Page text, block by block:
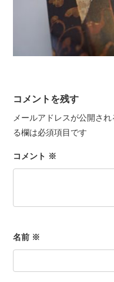
コメントを残す
メールアドレスが公開され
る欄は必須項目です
コメント ※
名前 ※